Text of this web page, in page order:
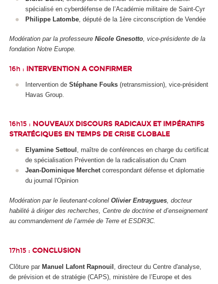
spécialisé en cyberdéfense de l’Académie militaire de Saint-Cyr
Philippe Latombe, député de la 1 èrecirconscription de Vendée
Modération par la professeure Nicole Gnesotto, vice-présidente de la
fondation Notre Europe.
16h : INTERVENTION A CONFIRMER
Intervention de Stéphane Fouks(retransmission), vice-président
Havas Group.
16h15 : NOUVEAUX DISCOURS RADICAUX ET IMPÉRATIFS
STRATÉGIQUES EN TEMPS DE CRISE GLOBALE
Elyamine Settoul , maître de conférences en charge du certificat
de spécialisation Prévention de la radicalisation du Cnam
Jean-Dominique Merchetcorrespondant défense et diplomatie
du journal l'Opinion
Modération par le lieutenant-colonel Olivier Entraygues , docteur
habilité à diriger des recherches, Centre de doctrine et d’enseignement
au commandement de l’armée de Terre et ESDR3C.
17h15 : CONCLUSION
Clôture par Manuel Lafont Rapnouil , directeur du Centre d'analyse,
de prévision et de stratégie (CAPS), ministère de l’Europe et des